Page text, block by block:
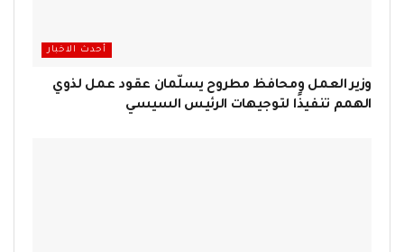
أحدث الاخبار
وزير العمل ومحافظ مطروح يسلّمان عقود عمل لذوي
الهمم تنفيذًا لتوجيهات الرئيس السيسي